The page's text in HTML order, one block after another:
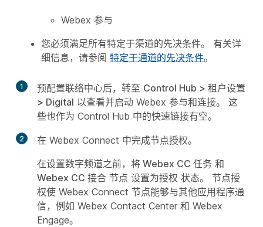
Webex 参与
您必须满足所有特定于渠道的先决条件。 有关详
细信息，请参阅 特定于通道的先决条件。
1 预配置联络中心后，转至 Control Hub > 租户设置
> Digital 以查看并启动 Webex 参与和连接。 这
些也作为 Control Hub 中的快速链接有空。
2
在 Webex Connect 中完成节点授权。
在设置数字频道之前，将 Webex CC 任务 和
Webex CC 接合 节点 设置为授权 状态。 节点授
权使 Webex Connect 节点能够与其他应用程序通
信，例如 Webex Contact Center 和 Webex
Engage。